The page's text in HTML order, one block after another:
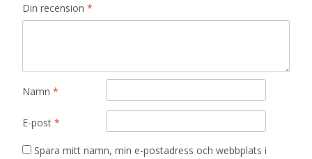
Din recension *
Namn *
E-post *
Spara mitt namn, min e-postadress och webbplats i